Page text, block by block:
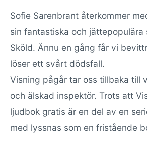
Sofie Sarenbrant återkommer
sin fantastiska och jättepopulära
Sköld. Ännu en gång får vi
löser ett svårt dödsfall.
Visning pågår tar oss tillbaka till
och älskad inspektör. Trots att
ljudbok gratis är en del av en
med lyssnas som en fristående